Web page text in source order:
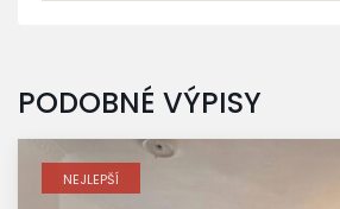
PODOBNÉ VÝPISY
NEJLEPŠÍ